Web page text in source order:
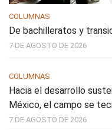
COLUMNAS
De bachilleratos y
7 DE AGOSTO DE 2026
COLUMNAS
Hacia el desarrollo
México, el campo se
7 DE AGOSTO DE 2026